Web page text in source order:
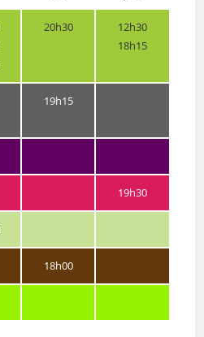
20h30
12h30
18h15
19h15
19h30
18h00